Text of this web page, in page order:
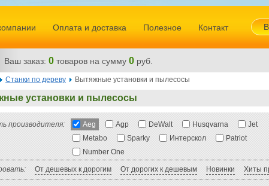
Станки по дереву Вытяжные установки и пылесосы
установки и пылесосы
производителя: Aeg Agp DeWalt Husqvarna
Jet
Metabo
Sparky Интерскол
Patriot
Number One
От дешевых к дорогим От дорогих к дешевым Новинки Хиты
Оплата и доставка Полезное Контакт
Ваш заказ: 0 товаров на сумму 0 руб.